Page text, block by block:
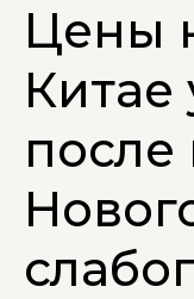
Цены
Китае
после